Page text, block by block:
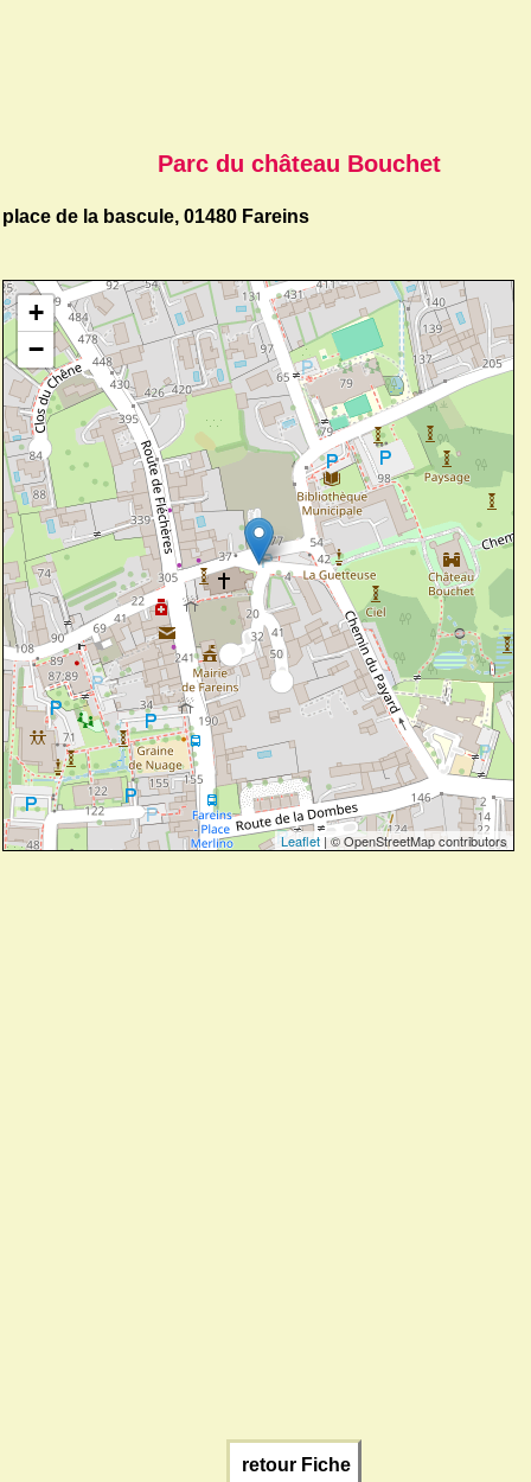
Parc du château Bouchet
place de la bascule, 01480 Fareins
+
−
Leaflet | © OpenStreetMap contributors
retour Fiche